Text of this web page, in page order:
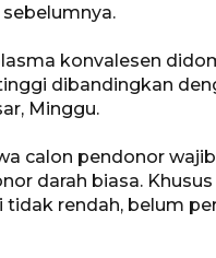
konvalesen
dibandingkan
Minggu.
calon pendonor
darah biasa.
rendah, belum